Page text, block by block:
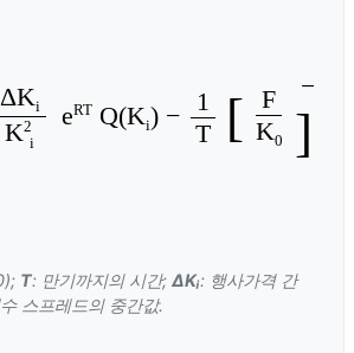
ΔKi
K2
i
eRTQ(Ki) −
1
T
[
F
K0
− 1
]
T: 만기까지의 시간; ΔKᵢ: 행사가격 간
스프레드의 중간값.